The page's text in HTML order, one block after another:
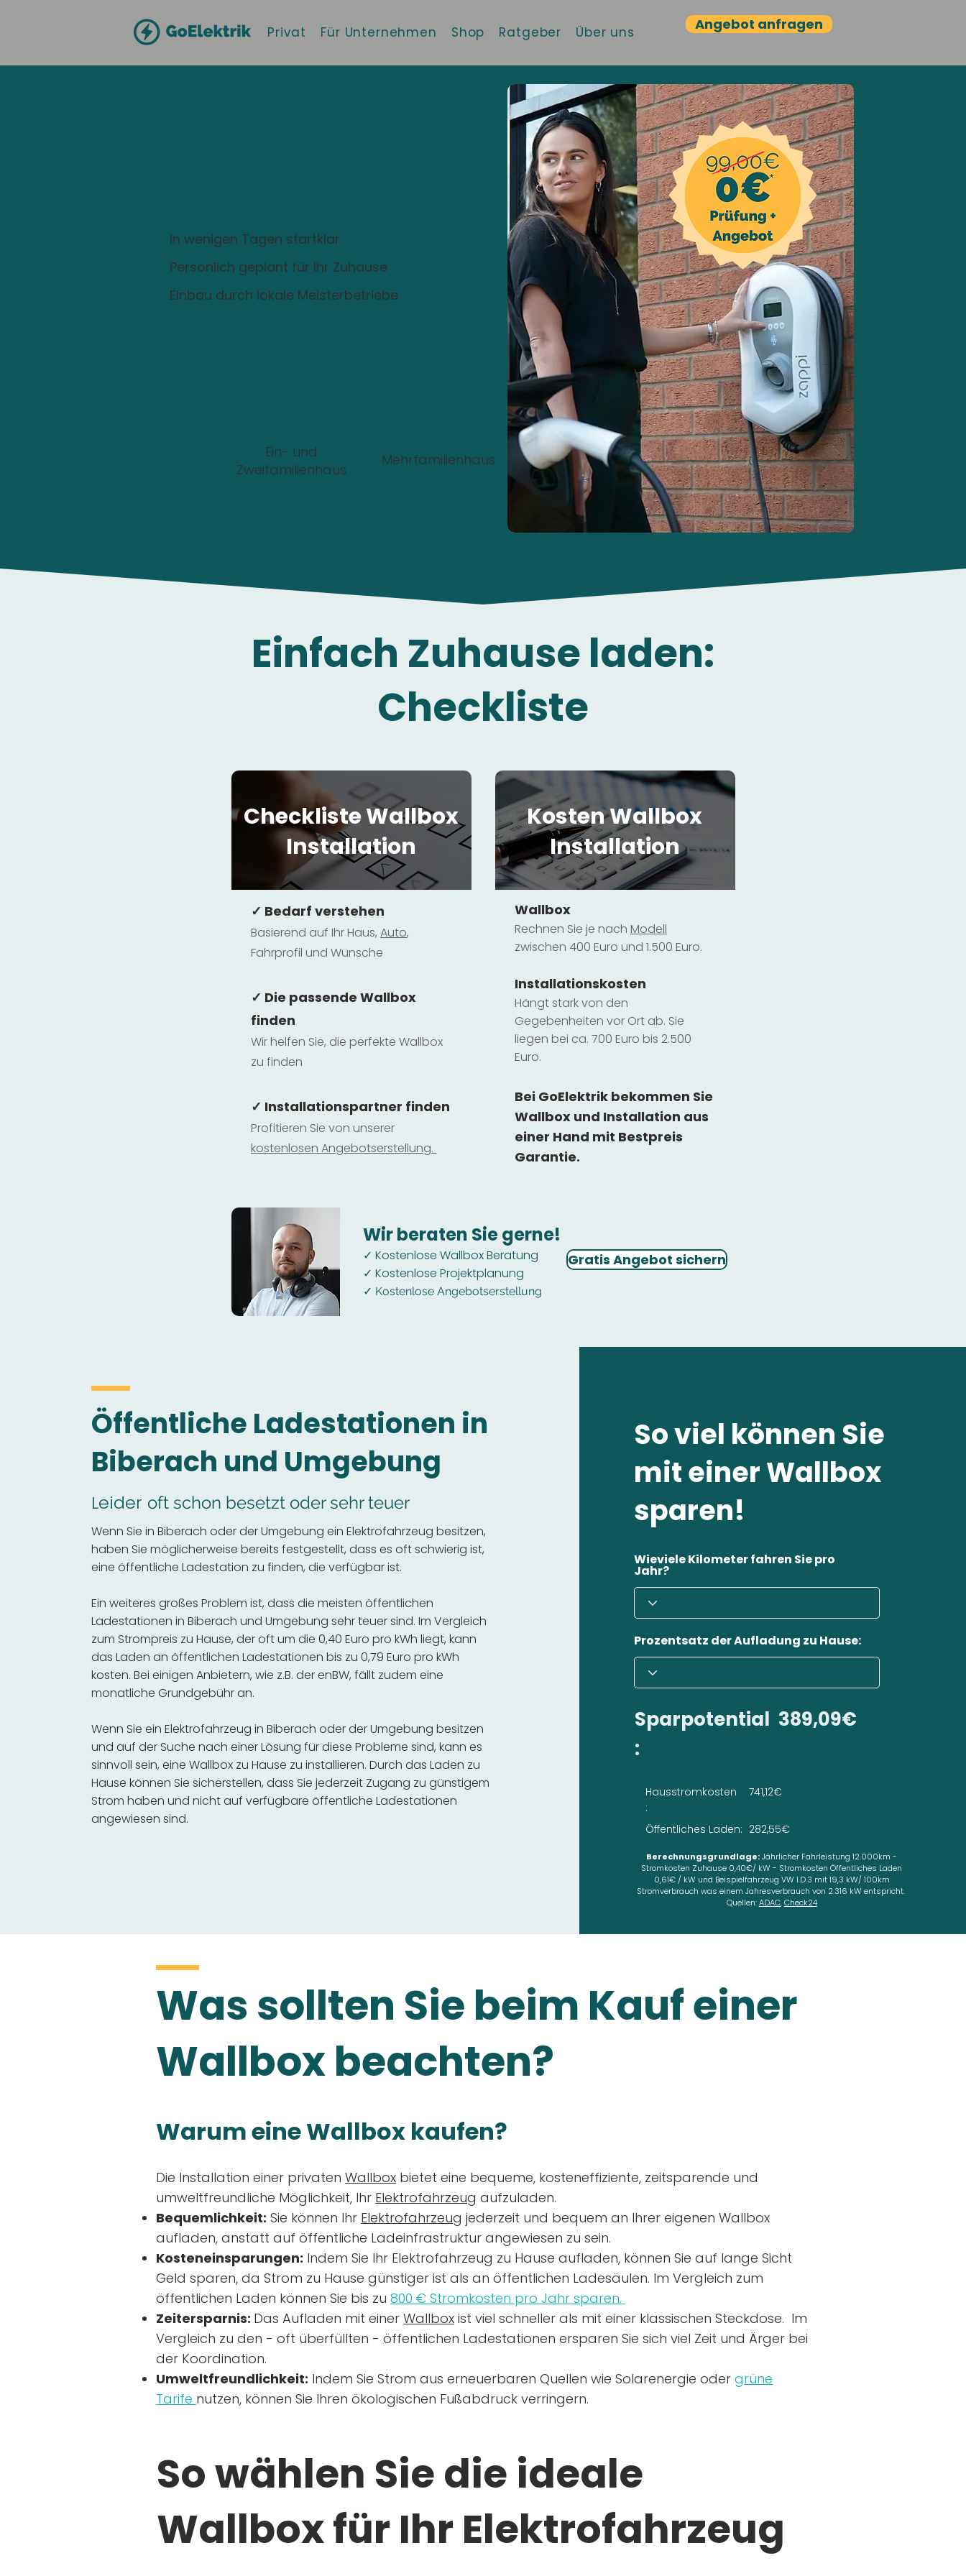
Privat Für Unternehmen Shop Ratgeber Über uns Angebot anfragen
In wenigen Tagen startklar
Persönlich geplant für Ihr Zuhause
Einbau durch lokale Meisterbetriebe
Ein- und
Zweifamilienhaus
Mehrfamilienhaus
Einfach Zuhause laden:
Checkliste
Checkliste Wallbox
Installation
✓ Bedarf verstehen
Basierend auf Ihr Haus, Auto,
Fahrprofil und Wünsche
✓ Die passende Wallbox
finden
Wir helfen Sie, die perfekte Wallbox
zu finden
✓ Installationspartner finden
Profitieren Sie von unserer
kostenlosen Angebotserstellung.
Kosten Wallbox
Installation
Wallbox
Rechnen Sie je nach Modell
zwischen 400 Euro und 1.500 Euro.
Installationskosten
Hängt stark von den
Gegebenheiten vor Ort ab. Sie
liegen bei ca. 700 Euro bis 2.500
Euro.
Bei GoElektrik bekommen Sie
Wallbox und Installation aus
einer Hand mit Bestpreis
Garantie.
Wir beraten Sie gerne!
✓ Kostenlose Wallbox Beratung
✓ Kostenlose Projektplanung
✓ Kostenlose Angebotserstellung
Gratis Angebot sichern
Öffentliche Ladestationen in
Biberach und Umgebung
Leider oft schon besetzt oder sehr teuer
Wenn Sie in Biberach oder der Umgebung ein Elektrofahrzeug besitzen,
haben Sie möglicherweise bereits festgestellt, dass es oft schwierig ist,
eine öffentliche Ladestation zu finden, die verfügbar ist.
Ein weiteres großes Problem ist, dass die meisten öffentlichen
Ladestationen in Biberach und Umgebung sehr teuer sind. Im Vergleich
zum Strompreis zu Hause, der oft um die 0,40 Euro pro kWh liegt, kann
das Laden an öffentlichen Ladestationen bis zu 0,79 Euro pro kWh
kosten. Bei einigen Anbietern, wie z.B. der enBW, fällt zudem eine
monatliche Grundgebühr an.
Wenn Sie ein Elektrofahrzeug in Biberach oder der Umgebung besitzen
und auf der Suche nach einer Lösung für diese Probleme sind, kann es
sinnvoll sein, eine Wallbox zu Hause zu installieren. Durch das Laden zu
Hause können Sie sicherstellen, dass Sie jederzeit Zugang zu günstigem
Strom haben und nicht auf verfügbare öffentliche Ladestationen
angewiesen sind.
So viel können Sie
mit einer Wallbox
sparen!
Wieviele Kilometer fahren Sie pro
Jahr?
Prozentsatz der Aufladung zu Hause:
Sparpotential
:
389,09€
Hausstromkosten
:
Öffentliches Laden:
741,12€
282,55€
Berechnungsgrundlage:Jährlicher Fahrleistung 12.000km -
Stromkosten Zuhause 0,40€/ kW - Stromkosten Öffentliches Laden
0,61€ / kW und Beispielfahrzeug VW I.D.3 mit 19,3 kW/ 100km
Stromverbrauch was einem Jahresverbrauch von 2.316 kW entspricht.
Quellen:ADAC,Check24
Was sollten Sie beim Kauf einer
Wallbox beachten?
Warum eine Wallbox kaufen?
Die Installation einer privaten Wallbox bietet eine bequeme, kosteneffiziente, zeitsparende und
umweltfreundliche Möglichkeit, Ihr Elektrofahrzeug aufzuladen.
Bequemlichkeit: Sie können Ihr Elektrofahrzeug jederzeit und bequem an Ihrer eigenen Wallbox
aufladen, anstatt auf öffentliche Ladeinfrastruktur angewiesen zu sein.
Kosteneinsparungen: Indem Sie Ihr Elektrofahrzeug zu Hause aufladen, können Sie auf lange Sicht
Geld sparen, da Strom zu Hause günstiger ist als an öffentlichen Ladesäulen. Im Vergleich zum
öffentlichen Laden können Sie bis zu 800 € Stromkosten pro Jahr sparen.
Zeitersparnis: Das Aufladen mit einer Wallbox ist viel schneller als mit einer klassischen Steckdose. Im
Vergleich zu den - oft überfüllten - öffentlichen Ladestationen ersparen Sie sich viel Zeit und Ärger bei
der Koordination.
Umweltfreundlichkeit: Indem Sie Strom aus erneuerbaren Quellen wie Solarenergie oder grüne
Tarife nutzen, können Sie Ihren ökologischen Fußabdruck verringern.
So wählen Sie die ideale
Wallbox für Ihr Elektrofahrzeug